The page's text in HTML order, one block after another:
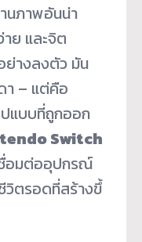
นภาพอันน่า
าย และจิต
ย่างลงตัว มัน
า – แต่คือ
แบบที่ถูกออก
Switch
ชื่อมต่ออุปกรณ์
วิตรอดที่สร้างขึ้